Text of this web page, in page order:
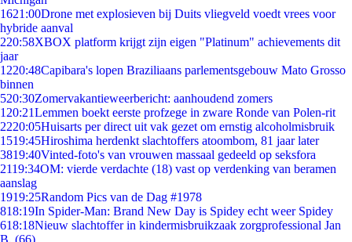
1621:00Drone met explosieven bij Duits vliegveld voedt vrees voor
hybride aanval
220:58XBOX platform krijgt zijn eigen "Platinum" achievements dit
jaar
1220:48Capibara's lopen Braziliaans parlementsgebouw Mato Grosso
binnen
520:30Zomervakantieweerbericht: aanhoudend zomers
1 20:21Lemmen boekt eerste profzege in zware Ronde van Polen-rit
2220:05Huisarts per direct uit vak gezet om ernstig alcoholmisbruik
1519:45Hiroshima herdenkt slachtoffers atoombom, 81 jaar later
3819:40Vinted-foto's van vrouwen massaal gedeeld op seksfora
2119:34OM: vierde verdachte (18) vast op verdenking van beramen
aanslag
1919:25Random Pics van de Dag #1978
818:19In Spider-Man: Brand New Day is Spidey echt weer Spidey
618:18Nieuw slachtoffer in kindermisbruikzaak zorgprofessional Jan
B. (66)